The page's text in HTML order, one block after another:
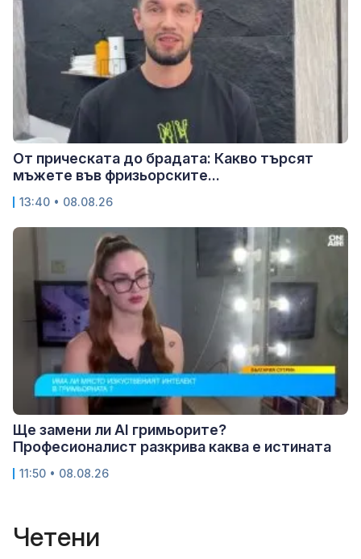
От прическата до брадата: Какво търсят
мъжете във фризьорските...
13:40 • 08.08.26
Ще замени ли AI гримьорите?
Професионалист разкрива каква е истината
11:50 • 08.08.26
Четени